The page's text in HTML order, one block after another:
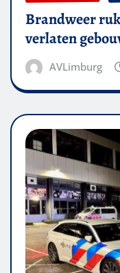
Brandweer
verlaten
AVLimburg